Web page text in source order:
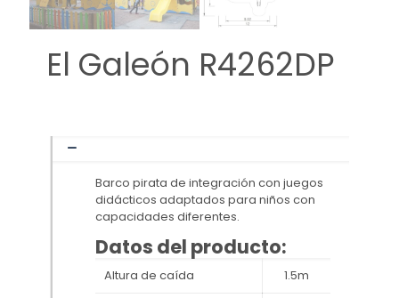
El Galeón R4262DP
Barco pirata de integración con juegos
didácticos adaptados para niños con
capacidades diferentes.
Datos del producto:
Altura de caída 1.5m